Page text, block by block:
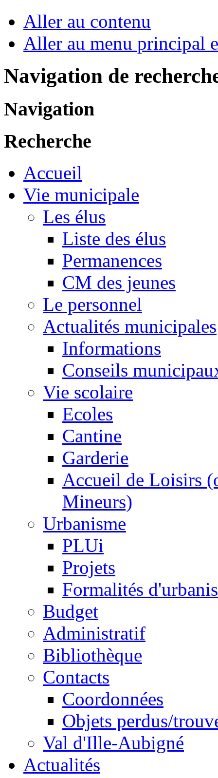
Aller au contenu
Aller au menu principal
Navigation de
Navigation
Recherche
Accueil
Vie municipale
Les élus
Liste des élus
Permanences
CM des jeunes
Le personnel
Actualités municipales
Informations
Conseils
Vie scolaire
Ecoles
Cantine
Garderie
Accueil de Loisirs
Mineurs)
Urbanisme
PLUi
Projets
Formalités
Budget
Administratif
Bibliothèque
Contacts
Coordonnées
Objets perdus/
Val d'Ille-Aubigné
Actualités